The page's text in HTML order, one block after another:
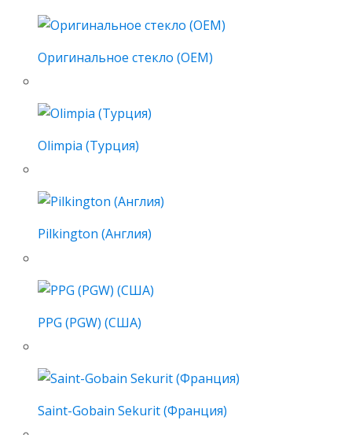
Оригинальное стекло (OEM)
Olimpia (Турция)
Pilkington (Англия)
PPG (PGW) (США)
Saint-Gobain Sekurit (Франция)